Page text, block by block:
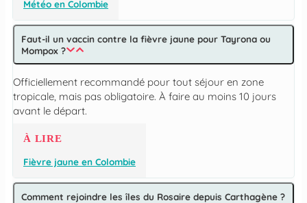
Météo en Colombie
Faut-il un vaccin contre la fièvre jaune pour Tayrona ou
Mompox ?
Officiellement recommandé pour tout séjour en zone
tropicale, mais pas obligatoire. À faire au moins 10 jours
avant le départ.
À LIRE
Fièvre jaune en Colombie
Comment rejoindre les îles du Rosaire depuis Carthagène ?